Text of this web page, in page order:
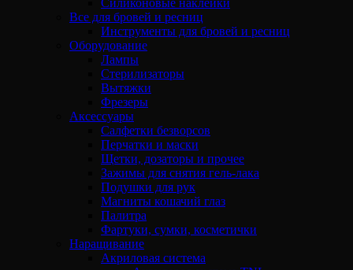
Силиконовые наклейки
Все для бровей и ресниц
Инструменты для бровей и ресниц
Оборудование
Лампы
Стерилизаторы
Вытяжки
Фрезеры
Аксессуары
Салфетки безворсов
Перчатки и маски
Щетки, дозаторы и прочее
Зажимы для снятия гель-лака
Подушки для рук
Магниты кошачий глаз
Палитра
Фартуки, сумки, косметички
Наращивание
Акриловая система